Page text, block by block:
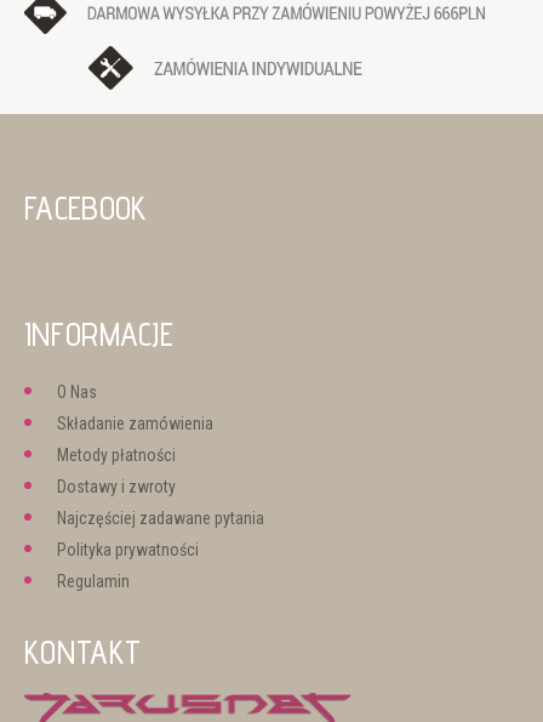
FACEBOOK
INFORMACJE
O Nas
Składanie zamówienia
Metody płatności
Dostawy i zwroty
Najczęściej zadawane pytania
Polityka prywatności
Regulamin
KONTAKT